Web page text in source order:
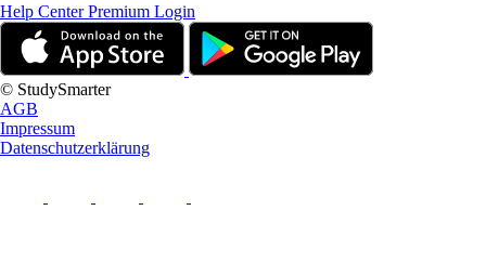
Help CenterPremium Login
© StudySmarter
AGB
Impressum
Datenschutzerklärung